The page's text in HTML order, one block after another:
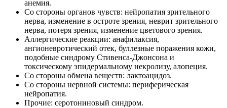
анемия.
Со стороны органов чувств: нейропатия зрительного
нерва, изменение в остроте зрения, неврит зрительного
нерва, потеря зрения, изменение цветового зрения.
Аллергические реакции: анафилаксия,
ангионевротический отек, буллезные поражения кожи,
подобные синдрому Стивенса-Джонсона и
токсическому эпидермальному некролизу, алопеция.
Со стороны обмена веществ: лактоацидоз.
Со стороны нервной системы: периферическая
нейропатия.
Прочие: серотониновый синдром.